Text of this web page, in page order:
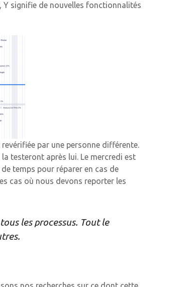
Y signifie de nouvelles fonctionnalités
par une personne différente.
testeront après lui. Le mercredi est
temps pour réparer en cas de
cas où nous devons reporter les
les processus. Tout le